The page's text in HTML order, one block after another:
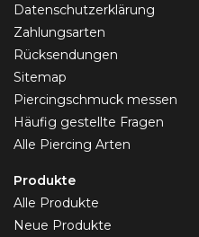
Datenschutzerklärung
Zahlungsarten
Rücksendungen
Sitemap
Piercingschmuck messen
Häufig gestellte Fragen
Alle Piercing Arten
Produkte
Alle Produkte
Neue Produkte